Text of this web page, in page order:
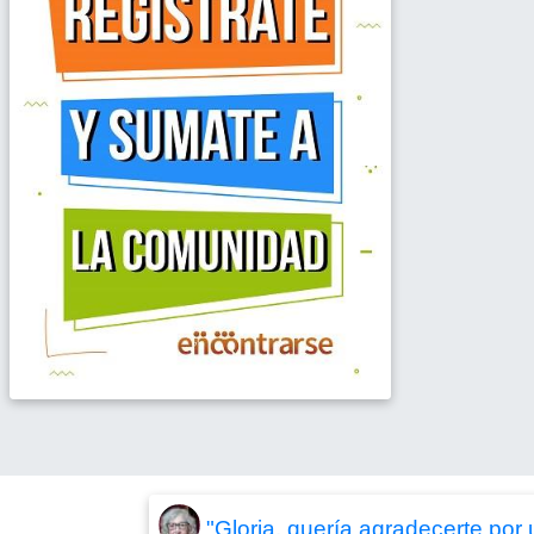
"Gloria, quería agradecerte por